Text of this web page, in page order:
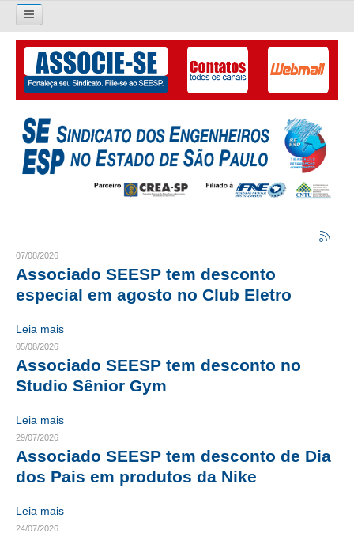
Pesquisar...
O SINDICATO
APRESENTAÇÃO
PALAVRA DO PRESIDENTE
LIVRO GESTÃO 2026-2029
ORGANOGRAMA
CRESCE BRASIL
CONSELHO TECNOLÓGICO
COMPOSIÇÃO
CONSELHOS ASSESSORES
07/08/2026
Associado SEESP tem desconto
especial em agosto no Club Eletro
Leia mais
05/08/2026
Associado SEESP tem desconto no
Studio Sênior Gym
Leia mais
29/07/2026
Associado SEESP tem desconto de Dia
dos Pais em produtos da Nike
Leia mais
24/07/2026